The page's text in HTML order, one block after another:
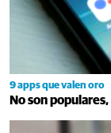
9 apps que valen oro
No son